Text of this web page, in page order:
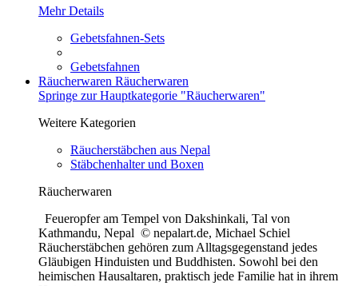
Mehr Details
Gebetsfahnen-Sets
Gebetsfahnen
Räucherwaren Räucherwaren
Springe zur Hauptkategorie "Räucherwaren"
Weitere Kategorien
Räucherstäbchen aus Nepal
Stäbchenhalter und Boxen
Räucherwaren
Feueropfer am Tempel von Dakshinkali, Tal von
Kathmandu, Nepal © nepalart.de, Michael Schiel
Räucherstäbchen gehören zum Alltagsgegenstand jedes
Gläubigen Hinduisten und Buddhisten. Sowohl bei den
heimischen Hausaltaren, praktisch jede Familie hat in ihrem